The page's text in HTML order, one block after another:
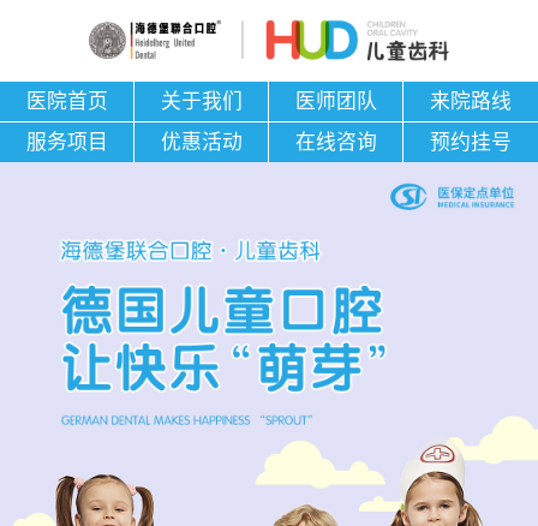
医院首页 关于我们 医师团队
来院路线
服务项目
优惠活动 在线咨询 预约挂号